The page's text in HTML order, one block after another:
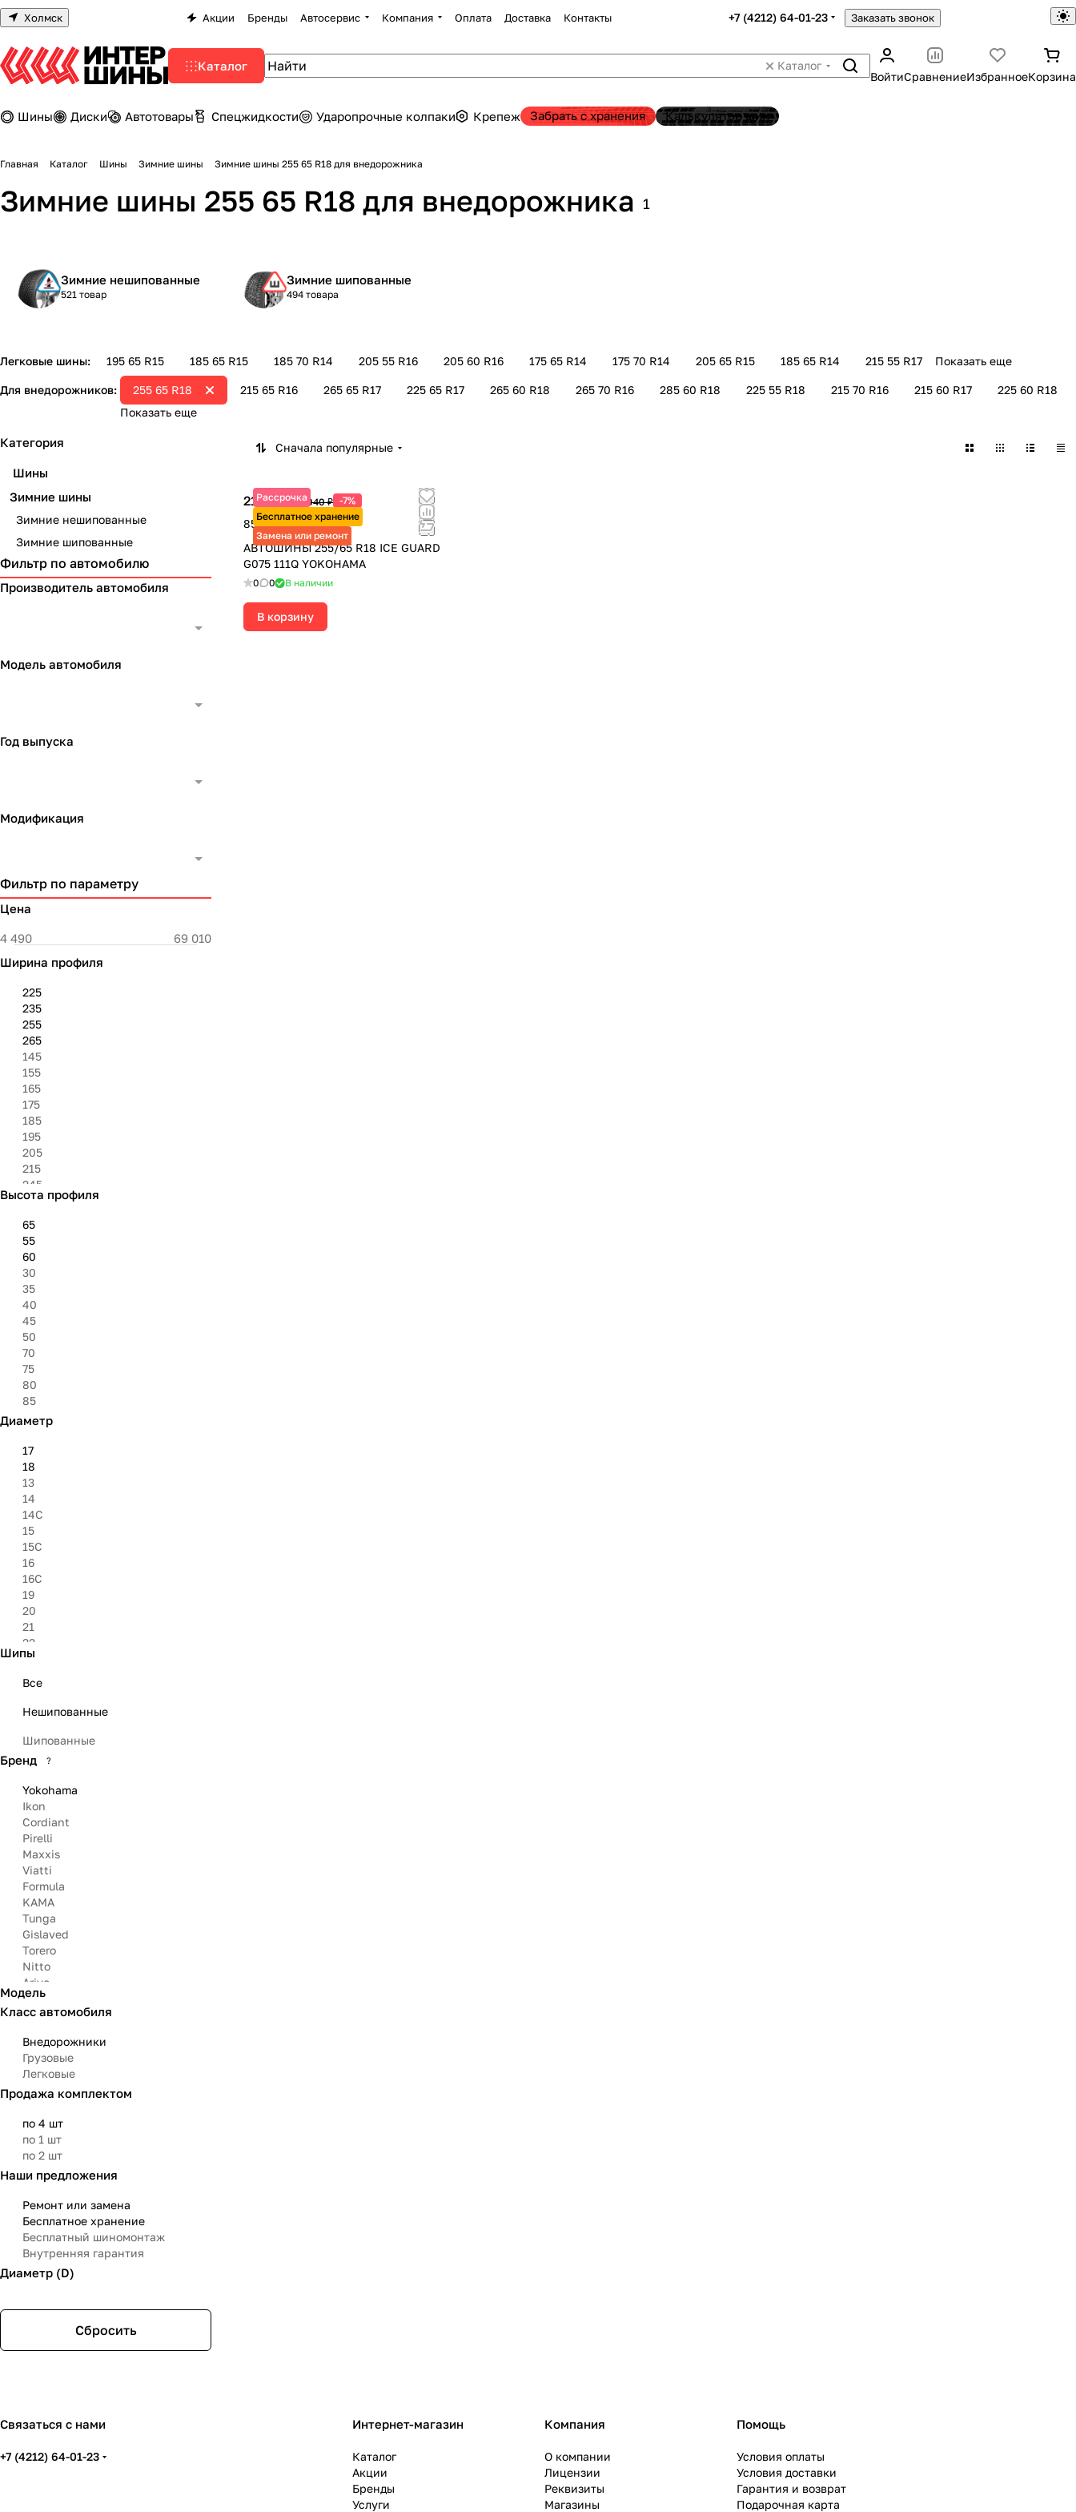
Холмск Акции Бренды Автосервис Компания Оплата Доставка Контакты +7 (4212) 64-01-23 Заказать звонок
Каталог
Каталог
ВойтиСравнениеИзбранноеКорзина
Шины Диски Автотовары Спецжидкости Ударопрочные колпаки Крепеж Забрать с хранения Калькулятор шин
Главная Каталог Шины Зимние шины Зимние шины 255 65 R18 для внедорожника
Зимние шины 255 65 R18 для внедорожника 1
Зимние нешипованные
521 товар
Зимние шипованные
494 товара
Легковые шины: 195 65 R15 185 65 R15 185 70 R14 205 55 R16 205 60 R16 175 65 R14 175 70 R14 205 65 R15 185 65 R14 215 55 R17 Показать еще
Для внедорожников: 215 65 R16 265 65 R17 225 65 R17 265 60 R18 265 70 R16 285 60 R18 225 55 R18 215 70 R16 215 60 R17 225 60 R18
255 65 R18
Показать еще
Сначала популярные
Рассрочка
Бесплатное хранение
Замена или ремонт
21 425 ₽23 040 ₽ -7%
85 700 ₽ за 4 шт.
АВТОШИНЫ 255/65 R18 ICE GUARD
G075 111Q YOKOHAMA
0 0 В наличии
В корзину
Категория
Шины
Зимние шины
Зимние нешипованные
Зимние шипованные
Фильтр по автомобилю
Производитель автомобиля
Модель автомобиля
Год выпуска
Модификация
Фильтр по параметру
Цена
Ширина профиля
225
235
255
265
145
155
165
175
185
195
205
215
245
275
295
305
315
325
Высота профиля
65
55
60
30
35
40
45
50
70
75
80
85
Диаметр
17
18
13
14
14C
15
15C
16
16C
19
20
21
22
23
Шипы
Все
Нешипованные
Шипованные
Бренд ?
Yokohama
Ikon
Cordiant
Pirelli
Maxxis
Viatti
Formula
KAMA
Tunga
Gislaved
Torero
Nitto
Arivo
Michelin
Mazzini
Модель
Класс автомобиля
Внедорожники
Грузовые
Легковые
Продажа комплектом
по 4 шт
по 1 шт
по 2 шт
Наши предложения
Ремонт или замена
Бесплатное хранение
Бесплатный шиномонтаж
Внутренняя гарантия
Диаметр (D)
Сбросить
Связаться с нами
+7 (4212) 64-01-23
Интернет-магазин
Каталог
Акции
Бренды
Услуги
Компания
О компании
Лицензии
Реквизиты
Магазины
Помощь
Условия оплаты
Условия доставки
Гарантия и возврат
Подарочная карта